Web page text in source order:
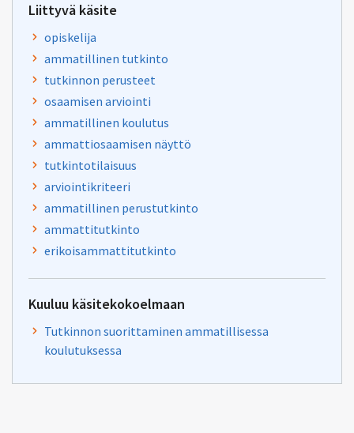
Liittyvä käsite
opiskelija
ammatillinen tutkinto
tutkinnon perusteet
osaamisen arviointi
ammatillinen koulutus
ammattiosaamisen näyttö
tutkintotilaisuus
arviointikriteeri
ammatillinen perustutkinto
ammattitutkinto
erikoisammattitutkinto
Kuuluu käsitekokoelmaan
Tutkinnon suorittaminen ammatillisessa
koulutuksessa